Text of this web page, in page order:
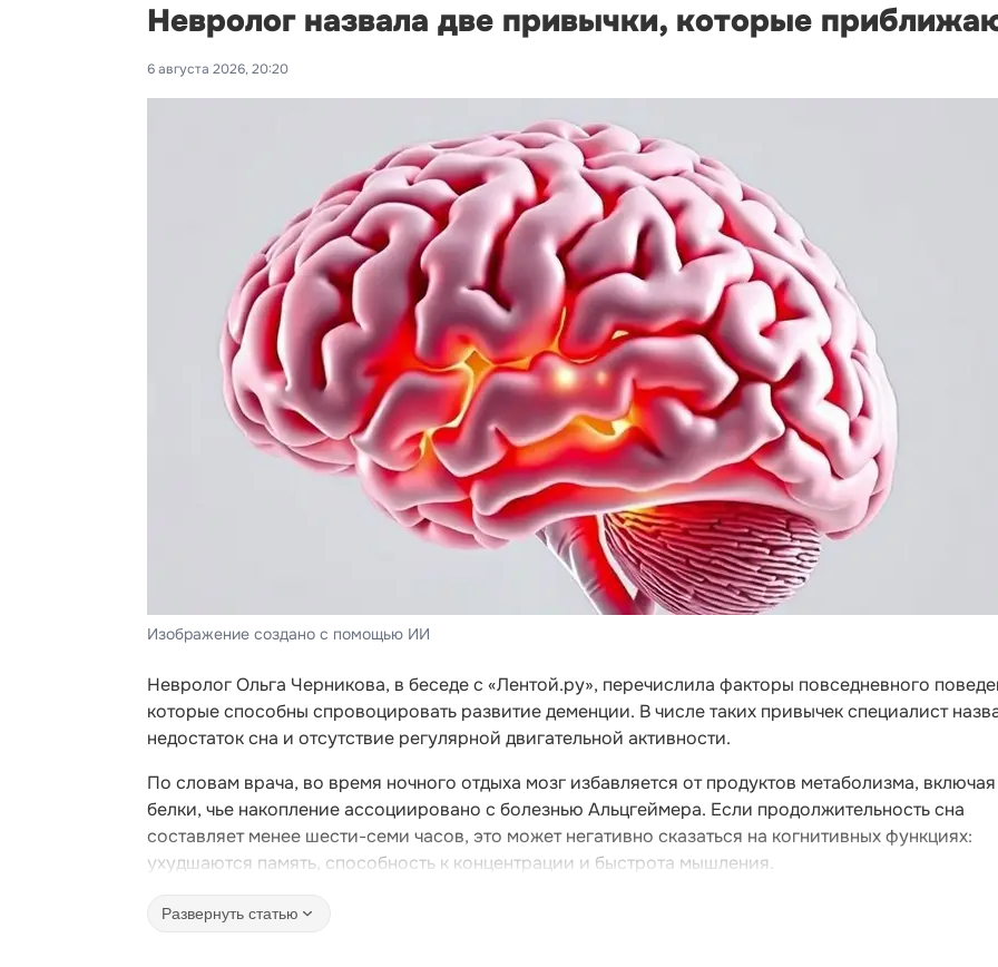
Невролог назвала две привычки, которые
6 августа 2026, 20:20
Изображение создано с помощью ИИ
Невролог Ольга Черникова, в беседе с «Лентой.ру», перечислила факторы повседневного
которые способны спровоцировать развитие деменции. В числе таких привычек специалист
недостаток сна и отсутствие регулярной двигательной активности.
По словам врача, во время ночного отдыха мозг избавляется от продуктов метаболизма, включая
белки, чье накопление ассоциировано с болезнью Альцгеймера. Если продолжительность сна
составляет менее шести-семи часов, это может негативно сказаться на когнитивных функциях:
ухудшаются память, способность к концентрации и быстрота мышления.
Развернуть статью